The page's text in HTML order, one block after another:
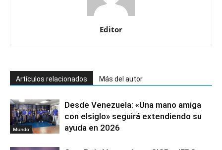
Editor
Artículos relacionados Más del autor
Mundo
Desde Venezuela: «Una mano amiga
con elsiglo» seguirá extendiendo su
ayuda en 2026